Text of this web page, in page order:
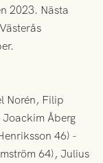
2023. Nästa
Norén, Filip
Åberg
46) -
64), Julius